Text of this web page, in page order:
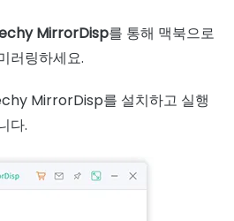
MirrorDisp를 통해 맥북으로
러링하세요.
MirrorDisp를 설치하고 실행
다.